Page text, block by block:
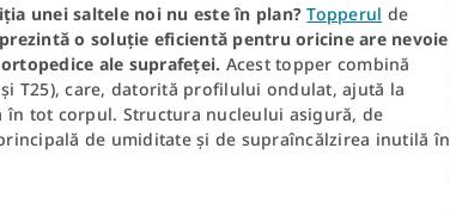
unei saltele noi nu este în plan? Topperul de
o soluție eficientă pentru oricine are nevoie
ale suprafeței. Acest topper combină
T25), care, datorită profilului ondulat, ajută la
tot corpul. Structura nucleului asigură, de
de umiditate și de supraîncălzirea inutilă în